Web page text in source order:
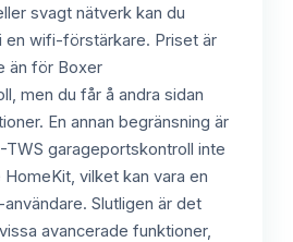
svagt nätverk kan du
en wifi-förstärkare. Priset är
än för Boxer
men du får å andra sidan
En annan begränsning är
TWS garageportskontroll inte
vilket kan vara en
Slutligen är det
avancerade funktioner,